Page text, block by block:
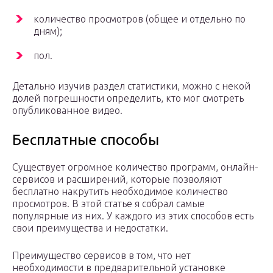
количество просмотров (общее и отдельно по
дням);
пол.
Детально изучив раздел статистики, можно с некой
долей погрешности определить, кто мог смотреть
опубликованное видео.
Бесплатные способы
Существует огромное количество программ, онлайн-
сервисов и расширений, которые позволяют
бесплатно накрутить необходимое количество
просмотров. В этой статье я собрал самые
популярные из них. У каждого из этих способов есть
свои преимущества и недостатки.
Преимущество сервисов в том, что нет
необходимости в предварительной установке